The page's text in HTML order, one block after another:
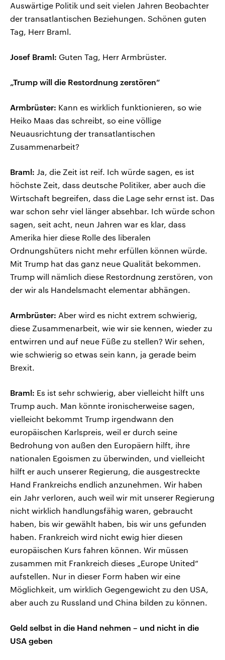
Auswärtige Politik und seit vielen Jahren Beobachter
der transatlantischen Beziehungen. Schönen guten
Tag, Herr Braml.
Josef Braml: Guten Tag, Herr Armbrüster.
„Trump will die Restordnung zerstören“
Armbrüster: Kann es wirklich funktionieren, so wie
Heiko Maas das schreibt, so eine völlige
Neuausrichtung der transatlantischen
Zusammenarbeit?
Braml: Ja, die Zeit ist reif. Ich würde sagen, es ist
höchste Zeit, dass deutsche Politiker, aber auch die
Wirtschaft begreifen, dass die Lage sehr ernst ist. Das
war schon sehr viel länger absehbar. Ich würde schon
sagen, seit acht, neun Jahren war es klar, dass
Amerika hier diese Rolle des liberalen
Ordnungshüters nicht mehr erfüllen können würde.
Mit Trump hat das ganz neue Qualität bekommen.
Trump will nämlich diese Restordnung zerstören, von
der wir als Handelsmacht elementar abhängen.
Armbrüster: Aber wird es nicht extrem schwierig,
diese Zusammenarbeit, wie wir sie kennen, wieder zu
entwirren und auf neue Füße zu stellen? Wir sehen,
wie schwierig so etwas sein kann, ja gerade beim
Brexit.
Braml: Es ist sehr schwierig, aber vielleicht hilft uns
Trump auch. Man könnte ironischerweise sagen,
vielleicht bekommt Trump irgendwann den
europäischen Karlspreis, weil er durch seine
Bedrohung von außen den Europäern hilft, ihre
nationalen Egoismen zu überwinden, und vielleicht
hilft er auch unserer Regierung, die ausgestreckte
Hand Frankreichs endlich anzunehmen. Wir haben
ein Jahr verloren, auch weil wir mit unserer Regierung
nicht wirklich handlungsfähig waren, gebraucht
haben, bis wir gewählt haben, bis wir uns gefunden
haben. Frankreich wird nicht ewig hier diesen
europäischen Kurs fahren können. Wir müssen
zusammen mit Frankreich dieses „Europe United“
aufstellen. Nur in dieser Form haben wir eine
Möglichkeit, um wirklich Gegengewicht zu den USA,
aber auch zu Russland und China bilden zu können.
Geld selbst in die Hand nehmen – und nicht in die
USA geben